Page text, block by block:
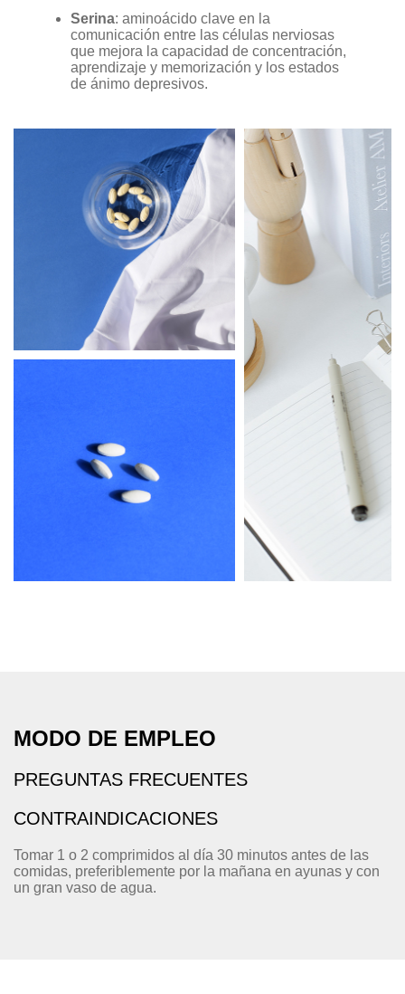
Serina: aminoácido clave en la
comunicación entre las células nerviosas
que mejora la capacidad de concentración,
aprendizaje y memorización y los estados
de ánimo depresivos.
MODO DE EMPLEO
PREGUNTAS FRECUENTES
CONTRAINDICACIONES
Tomar 1 o 2 comprimidos al día 30 minutos antes de las
comidas, preferiblemente por la mañana en ayunas y con
un gran vaso de agua.